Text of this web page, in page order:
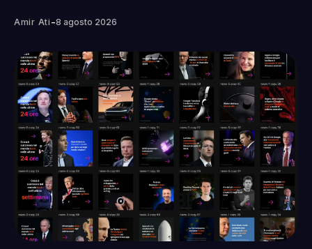
Amir Ati -8 agosto 2026